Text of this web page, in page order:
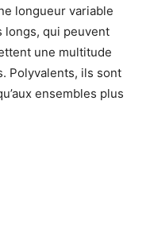
longueur variable
longs, qui peuvent
une multitude
Polyvalents, ils sont
ensembles plus